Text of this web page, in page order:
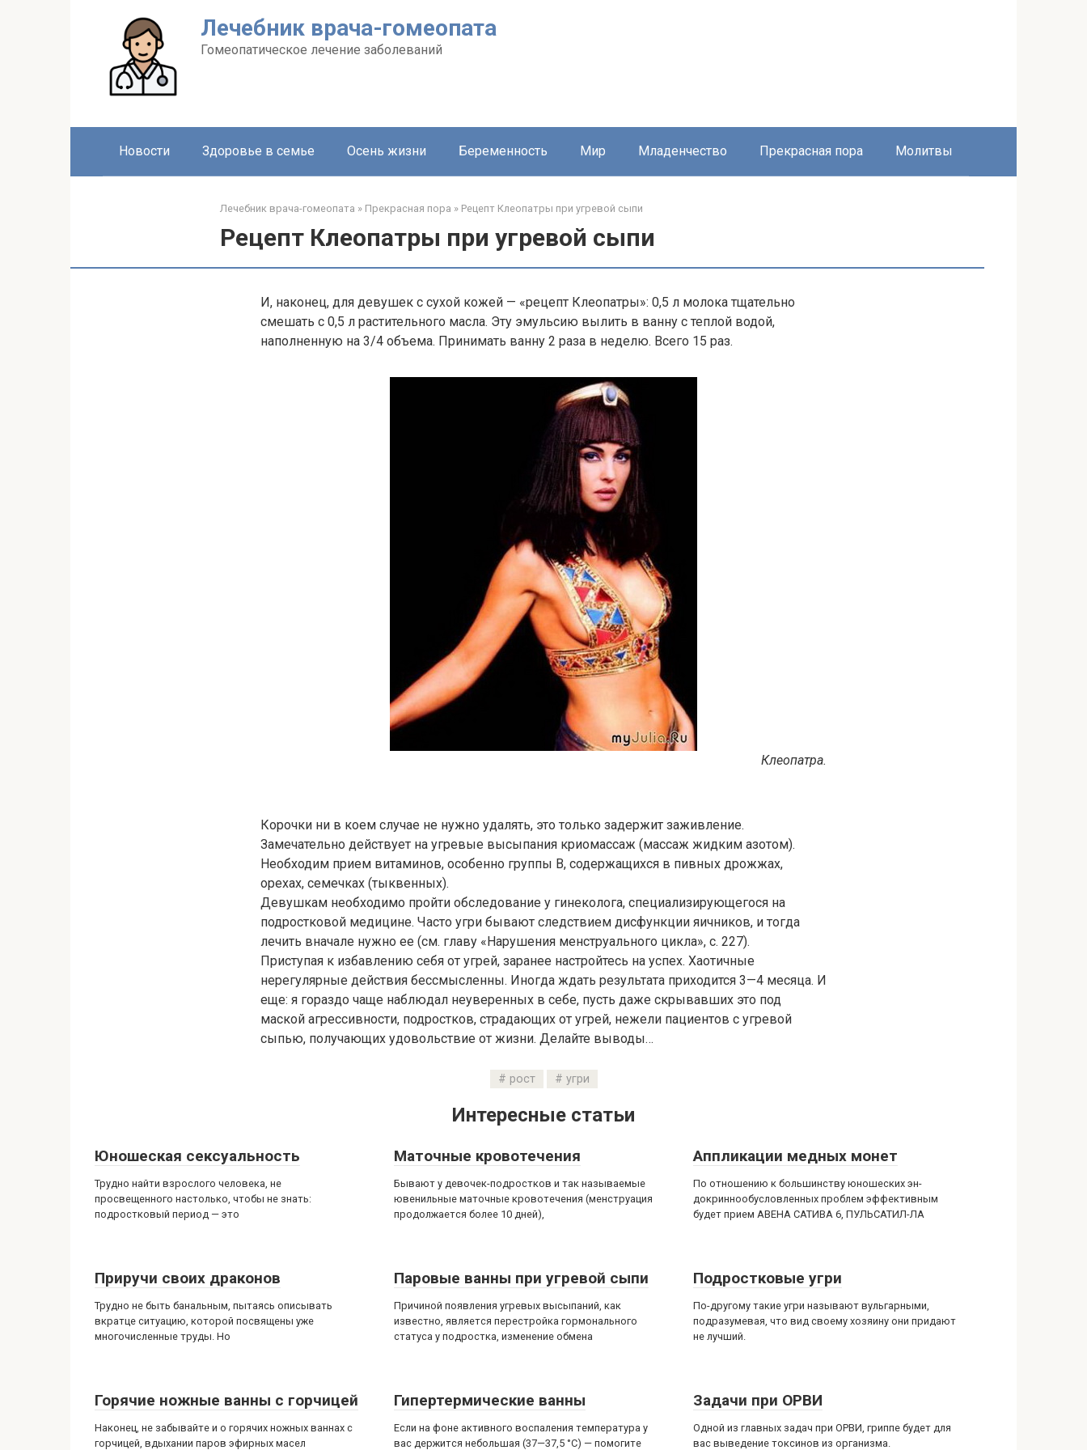
Лечебник врача-гомеопата
Гомеопатическое лечение заболеваний
Новости Здоровье в семье Осень жизни Беременность Мир Младенчество Прекрасная пора Молитвы
Лечебник врача-гомеопата » Прекрасная пора » Рецепт Клеопатры при угревой сыпи
Рецепт Клеопатры при угревой сыпи
И, наконец, для девушек с сухой кожей — «рецепт Клеопатры»: 0,5 л молока тщательно
смешать с 0,5 л растительного масла. Эту эмульсию вылить в ванну с теплой водой,
наполненную на 3/4 объема. Принимать ванну 2 раза в неделю. Всего 15 раз.
Клеопатра.
Корочки ни в коем случае не нужно удалять, это только задержит заживление.
Замечательно действует на угревые высыпания криомассаж (массаж жидким азотом).
Необходим прием витаминов, особенно группы В, содержащихся в пивных дрожжах,
орехах, семечках (тыквенных).
Девушкам необходимо пройти обследование у гинеколога, специализирующегося на
подростковой медицине. Часто угри бывают следствием дисфункции яичников, и тогда
лечить вначале нужно ее (см. главу «Нарушения менструального цикла», с. 227).
Приступая к избавлению себя от угрей, заранее настройтесь на успех. Хаотичные
нерегулярные действия бессмысленны. Иногда ждать результата приходится 3—4 месяца. И
еще: я гораздо чаще наблюдал неуверенных в себе, пусть даже скрывавших это под
маской агрессивности, подростков, страдающих от угрей, нежели пациентов с угревой
сыпью, получающих удовольствие от жизни. Делайте выводы…
рост угри
Интересные статьи
Юношеская сексуальность
Трудно найти взрослого человека, не
просвещенного настолько, чтобы не знать:
подростковый период — это
Маточные кровотечения
Бывают у девочек-подростков и так называемые
ювенильные маточные кровотечения (менструация
продолжается более 10 дней),
Аппликации медных монет
По отношению к большинству юношеских эн-
докриннообусловленных проблем эффективным
будет прием АВЕНА САТИВА 6, ПУЛЬСАТИЛ-ЛА
Приручи своих драконов
Трудно не быть банальным, пытаясь описывать
вкратце ситуацию, которой посвящены уже
многочисленные труды. Но
Паровые ванны при угревой сыпи
Причиной появления угревых высыпаний, как
известно, является перестройка гормонального
статуса у подростка, изменение обмена
Подростковые угри
По-другому такие угри называют вульгарными,
подразумевая, что вид своему хозяину они придают
не лучший.
Горячие ножные ванны с горчицей
Наконец, не забывайте и о горячих ножных ваннах с
горчицей, вдыхании паров эфирных масел
Гипертермические ванны
Если на фоне активного воспаления температура у
вас держится небольшая (37—37,5 °С) — помогите
Задачи при ОРВИ
Одной из главных задач при ОРВИ, гриппе будет для
вас выведение токсинов из организма.